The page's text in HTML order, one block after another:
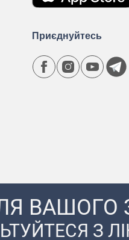
Приєднуйтесь
ВАШОГО
З